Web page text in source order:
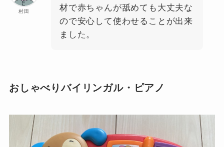
村田
材で赤ちゃんが舐めても大丈夫な
ので安心して使わせることが出来
ました。
おしゃべりバイリンガル・ピアノ